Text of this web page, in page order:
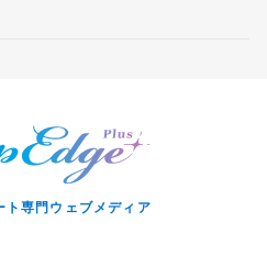
ト専門ウェブメディア